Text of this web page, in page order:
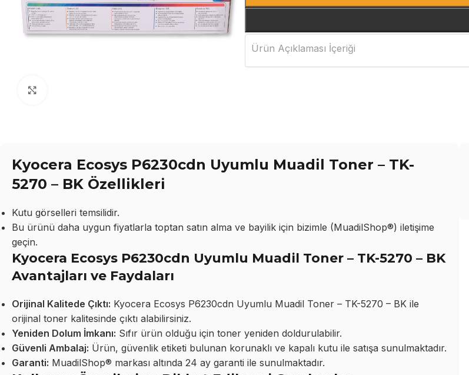
Ürün Açıklaması İçeriği
Kyocera Ecosys P6230cdn Uyumlu Muadil Toner – TK-
5270 – BK Özellikleri
Kutu görselleri temsilidir.
Bu ürünü daha uygun fiyatlarla toptan satın alma ve bayilik için bizimle (MuadilShop®) iletişime
geçin.
Kyocera Ecosys P6230cdn Uyumlu Muadil Toner – TK-5270 – BK
Avantajları ve Faydaları
Orijinal Kalitede Çıktı: Kyocera Ecosys P6230cdn Uyumlu Muadil Toner – TK-5270 – BK ile
orijinal toner kalitesinde çıktı alabilirsiniz.
Yeniden Dolum İmkanı: Sıfır ürün olduğu için toner yeniden doldurulabilir.
Güvenli Ambalaj: Ürün, güvenlik etiketi bulunan korunaklı ve kapalı kutu ile satışa sunulmaktadır.
Garanti: MuadilShop® markası altında 24 ay garanti ile sunulmaktadır.